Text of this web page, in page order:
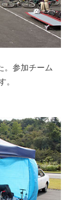
。参加チーム
。